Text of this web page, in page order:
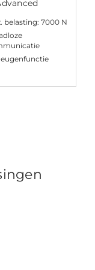
belasting: 7000 N